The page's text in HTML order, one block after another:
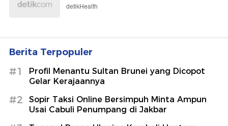
detikHealth
Berita Terpopuler
#1
Profil Menantu Sultan Brunei yang Dicopot
Gelar Kerajaannya
#2
Sopir Taksi Online Bersimpuh Minta Ampun
Usai Cabuli Penumpang di Jakbar